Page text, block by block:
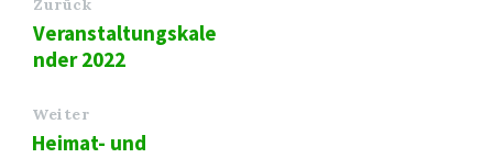
Zurück
Veranstaltungskale
nder 2022
Weiter
Heimat- und